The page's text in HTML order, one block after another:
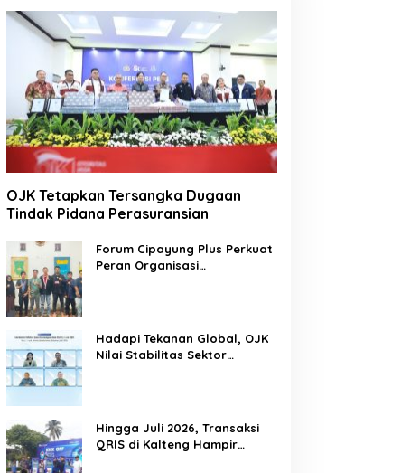
OJK Tetapkan Tersangka Dugaan
Tindak Pidana Perasuransian
Forum Cipayung Plus Perkuat
Peran Organisasi
Hadapi Tekanan Global, OJK
Nilai Stabilitas Sektor
Hingga Juli 2026, Transaksi
QRIS di Kalteng Hampir